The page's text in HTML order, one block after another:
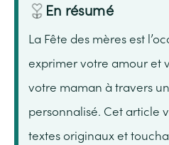
En résumé
La Fête des mères est
exprimer votre amour et
votre maman à travers
personnalisé. Cet article
textes originaux et